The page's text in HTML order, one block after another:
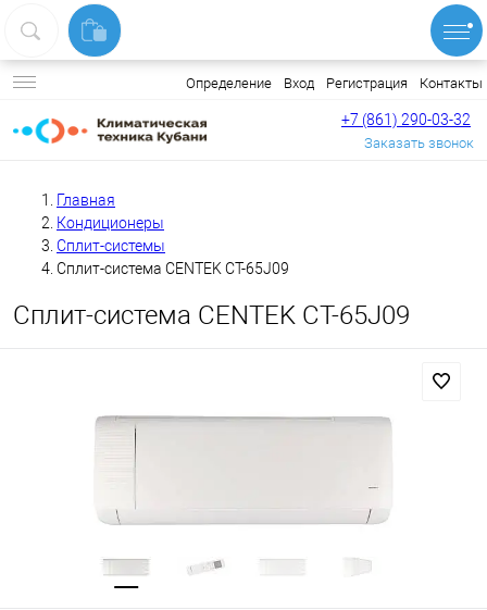
Определение Вход Регистрация Контакты
+7 (861) 290-03-32
Заказать звонок
Главная
Кондиционеры
Сплит-системы
Сплит-система CENTEK CT-65J09
Сплит-система CENTEK CT-65J09